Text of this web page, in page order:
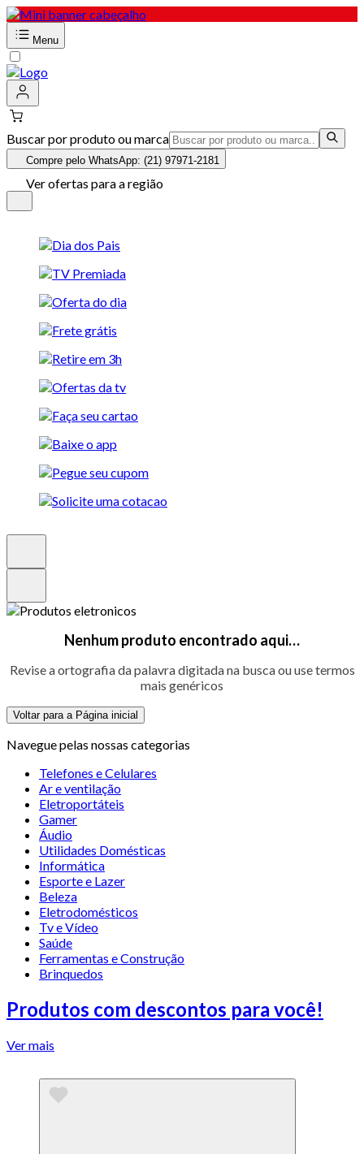
Menu
Buscar por produto ou marca
Compre pelo WhatsApp: (21) 97971-2181
Ver ofertas para a região
Nenhum produto encontrado aqui…
Revise a ortografia da palavra digitada na busca ou use termos
mais genéricos
Voltar para a Página inicial
Navegue pelas nossas categorias
Telefones e Celulares
Ar e ventilação
Eletroportáteis
Gamer
Áudio
Utilidades Domésticas
Informática
Esporte e Lazer
Beleza
Eletrodomésticos
Tv e Vídeo
Saúde
Ferramentas e Construção
Brinquedos
Produtos com descontos para você!
Ver mais